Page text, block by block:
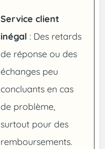
Service client
inégal : Des retards
de réponse ou des
échanges peu
concluants en cas
de problème,
surtout pour des
remboursements.